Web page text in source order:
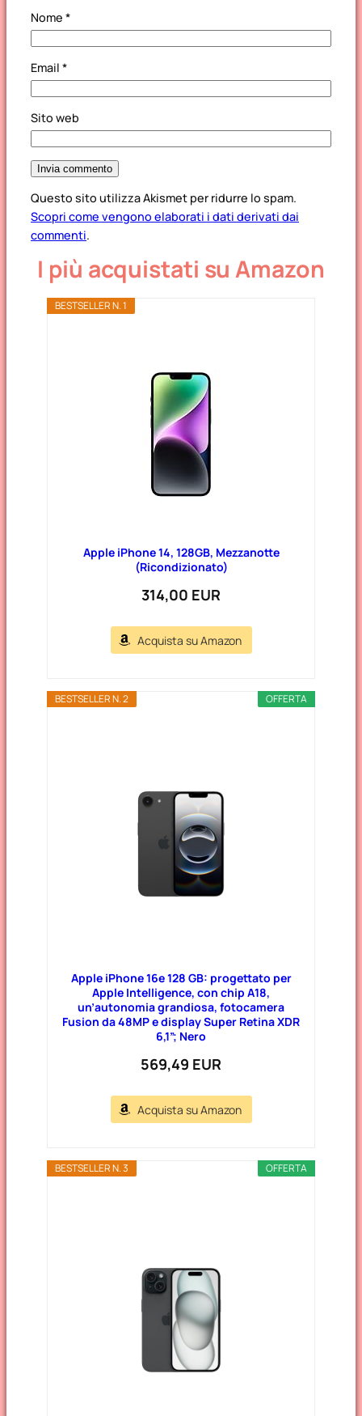
Nome *
Email *
Sito web
Questo sito utilizza Akismet per ridurre lo spam.
Scopri come vengono elaborati i dati derivati dai
commenti.
I più acquistati su Amazon
BESTSELLER N. 1
Apple iPhone 14, 128GB, Mezzanotte
(Ricondizionato)
314,00 EUR
Acquista su Amazon
OFFERTA
BESTSELLER N. 2
Apple iPhone 16e 128 GB: progettato per
Apple Intelligence, con chip A18,
un’autonomia grandiosa, fotocamera
Fusion da 48MP e display Super Retina XDR
6,1”; Nero
569,49 EUR
Acquista su Amazon
OFFERTA
BESTSELLER N. 3